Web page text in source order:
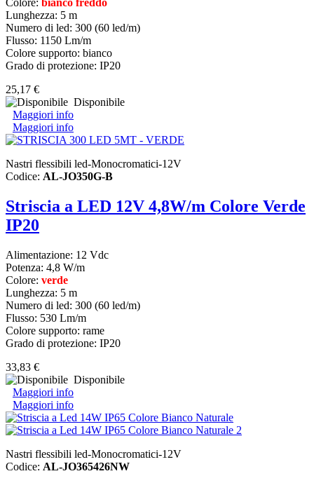
Colore: bianco freddo
Lunghezza: 5 m
Numero di led: 300 (60 led/m)
Flusso: 1150 Lm/m
Colore supporto: bianco
Grado di protezione: IP20
25,17 €
Disponibile
Maggiori info
Maggiori info
Nastri flessibili led-Monocromatici-12V
Codice: AL-JO350G-B
Striscia a LED 12V 4,8W/m Colore Verde
IP20
Alimentazione: 12 Vdc
Potenza: 4,8 W/m
Colore: verde
Lunghezza: 5 m
Numero di led: 300 (60 led/m)
Flusso: 530 Lm/m
Colore supporto: rame
Grado di protezione: IP20
33,83 €
Disponibile
Maggiori info
Maggiori info
Nastri flessibili led-Monocromatici-12V
Codice: AL-JO365426NW